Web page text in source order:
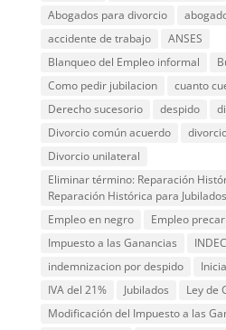
Abogados para divorcio
accidente de trabajo
ANSES
Blanqueo del Empleo informal
Como pedir jubilacion
cuanto
Derecho sucesorio
despido
Divorcio común acuerdo
Divorcio unilateral
Eliminar término: Reparación
Reparación Histórica para
Empleo en negro
Empleo
Impuesto a las Ganancias
INDEC
indemnizacion por despido
IVA del 21%
Jubilados
Ley de
Modificación del Impuesto a las